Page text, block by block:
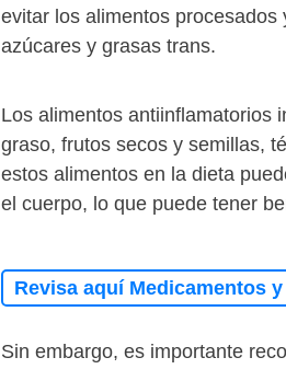
evitar los alimentos
azúcares y grasas trans.
Los alimentos antiinflamatorios
graso, frutos secos y semillas,
estos alimentos en la dieta
el cuerpo, lo que puede tener
Revisa aquí Medicamentos
Sin embargo, es importante